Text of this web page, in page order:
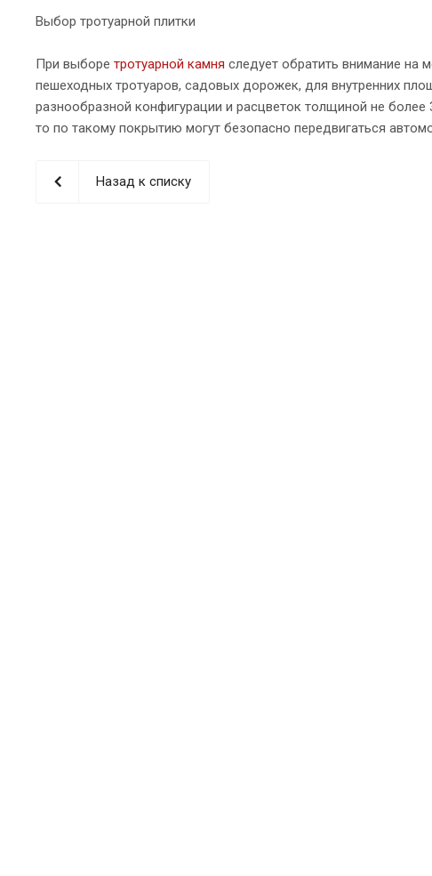
Выбор тротуарной плитки
При выборе тротуарной камня следует обратить внимание на
пешеходных тротуаров, садовых дорожек, для внутренних
разнообразной конфигурации и расцветок толщиной не
то по такому покрытию могут безопасно передвигаться
Назад к списку